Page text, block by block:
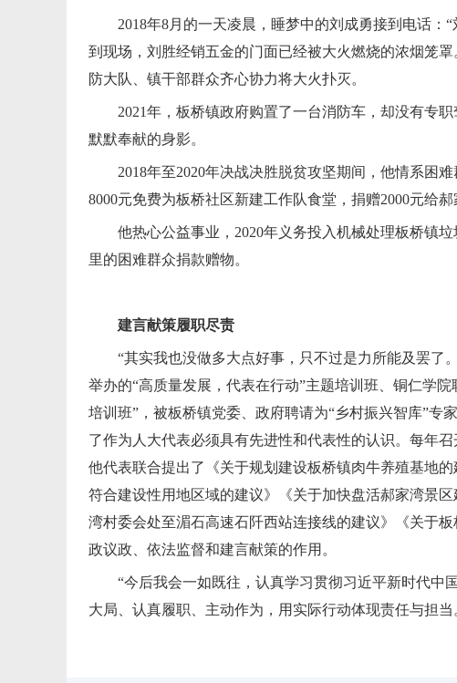
2018年8月的一天凌晨，睡梦中的刘成勇接到电话
到现场，刘胜经销五金的门面已经被大火燃烧的浓烟笼
防大队、镇干部群众齐心协力将大火扑灭。
2021年，板桥镇政府购置了一台消防车，却没有专
默默奉献的身影。
2018年至2020年决战决胜脱贫攻坚期间，他情系困
8000元免费为板桥社区新建工作队食堂，捐赠2000元给
他热心公益事业，2020年义务投入机械处理板桥镇
里的困难群众捐款赠物。
建言献策履职尽责
“其实我也没做多大点好事，只不过是力所能及罢了
举办的“高质量发展，代表在行动”主题培训班、铜仁学
培训班”，被板桥镇党委、政府聘请为“乡村振兴智库”
了作为人大代表必须具有先进性和代表性的认识。每年
他代表联合提出了《关于规划建设板桥镇肉牛养殖基地
符合建设性用地区域的建议》《关于加快盘活郝家湾景
湾村委会处至湄石高速石阡西站连接线的建议》《关于
政议政、依法监督和建言献策的作用。
“今后我会一如既往，认真学习贯彻习近平新时代中
大局、认真履职、主动作为，用实际行动体现责任与担当